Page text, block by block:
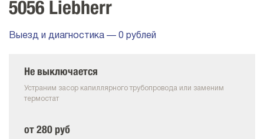
5056 Liebherr
Выезд и диагностика — 0 рублей
Не выключается
Устраним засор капиллярного трубопровода или заменим
термостат
от 280 руб